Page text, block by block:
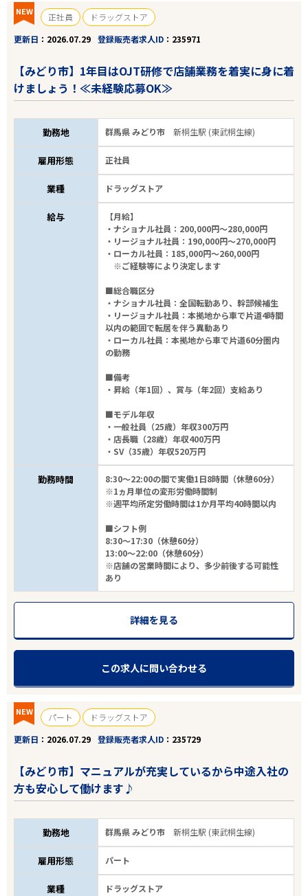
NEW 正社員
ドラッグストア
更新日
2026.07.29 登録販売者求人ID 235971
【みどり市】1年目はOJT研修で店舗業務を着実に身に着
けましょう！≪未経験応募OK≫
勤務地 群馬県 みどり市新桐生駅 (東武桐生線)
雇用形態 正社員
業種 ドラッグストア
給与
【月給】
・ナショナル社員：200,000円～280,000円
・リージョナル社員：190,000円～270,000円
・ローカル社員：185,000円～260,000円
※ご経験等により決定します
■総合職区分
・ナショナル社員：全国転勤あり、幹部候補生
・リージョナル社員：本拠地から車で片道4時間
以内の範囲で転居を伴う異動あり
・ローカル社員：本拠地から車で片道60分圏内
の勤務
■備考
・昇給（年1回）、賞与（年2回）支給あり
■モデル年収
・一般社員（25歳）年収300万円
・店長職（28歳）年収400万円
・SV（35歳）年収520万円
勤務時間
8:30～22:00の間で実働1日8時間（休憩60分）
※1ヵ月単位の変形労働時間制
※週平均所定労働時間は1か月平均40時間以内
■シフト例
8:30～17:30（休憩60分）
13:00～22:00（休憩60分）
※店舗の営業時間により、多少前後する可能性
あり
詳細を見る
この求人に問い合わせる
NEW パート
ドラッグストア
更新日
2026.07.29 登録販売者求人ID 235729
【みどり市】マニュアルが充実しているから中途入社の
方も安心して働けます♪
勤務地 群馬県 みどり市新桐生駅 (東武桐生線)
雇用形態 パート
業種 ドラッグストア